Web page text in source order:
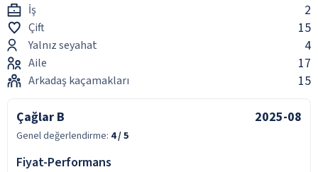
İş 2
Çift 15
Yalnız seyahat 4
Aile 17
Arkadaş kaçamakları 15
Çağlar B 2025-08
Genel değerlendirme: 4/ 5
Fiyat-Performans